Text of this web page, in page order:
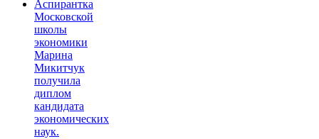
Аспирантка
Московской
школы
экономики
Марина
Микитчук
получила
диплом
кандидата
экономических
наук.